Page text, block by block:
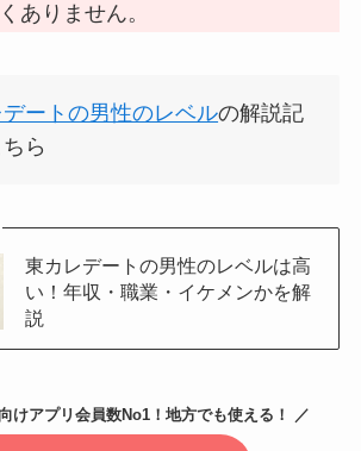
ありません。
ートの男性のレベルの解説記
ら
東カレデートの男性のレベルは高
い！年収・職業・イケメンかを解
説
けアプリ会員数No1！地方でも使える！ ／